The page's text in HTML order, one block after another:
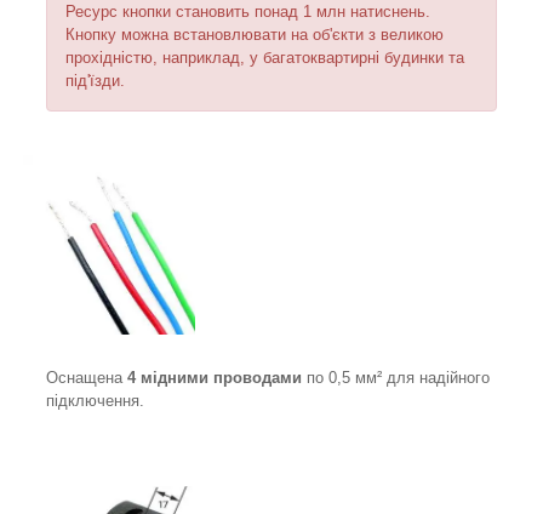
Ресурс кнопки становить понад 1 млн натиснень.
Кнопку можна встановлювати на об'єкти з великою
прохідністю, наприклад, у багатоквартирні будинки та
під'їзди.
Оснащена 4 мідними проводами по 0,5 мм² для надійного
підключення.